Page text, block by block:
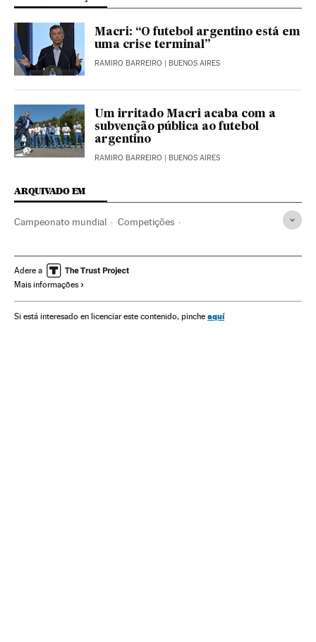
Macri: “O futebol argentino está em
uma crise terminal”
RAMIRO BARREIRO | BUENOS AIRES
Um irritado Macri acaba com a
subvenção pública ao futebol
argentino
RAMIRO BARREIRO | BUENOS AIRES
ARQUIVADO EM
Campeonato mundial Competições
Opinião Jorge Sampaoli
Seleções esportivas
Copa do mundo Futebol Esportes
Adere a
Mais informações
Si está interesado en licenciar este contenido, pinche aquí